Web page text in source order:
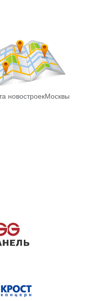
новостроекМосквы